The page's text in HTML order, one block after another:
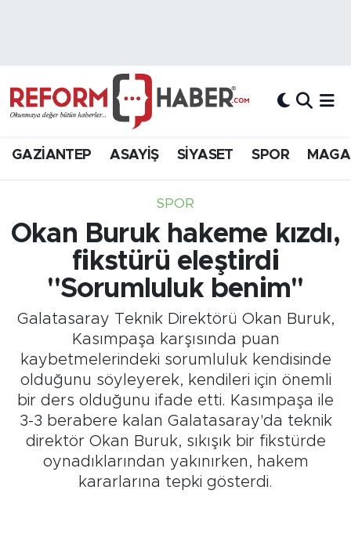
GAZİANTEP ASAYİŞ SİYASET SPOR
SPOR
Okan Buruk hakeme kızdı,
fikstürü eleştirdi
''Sorumluluk benim''
Galatasaray Teknik Direktörü Okan Buruk,
Kasımpaşa karşısında puan
kaybetmelerindeki sorumluluk kendisinde
olduğunu söyleyerek, kendileri için önemli
bir ders olduğunu ifade etti. Kasımpaşa ile
3-3 berabere kalan Galatasaray'da teknik
direktör Okan Buruk, sıkışık bir fikstürde
oynadıklarından yakınırken, hakem
kararlarına tepki gösterdi.
Hava Durumu
Süper Lig Puan Durumu ve Fikstür
Son Dakika Haberleri
Haber Arşivi